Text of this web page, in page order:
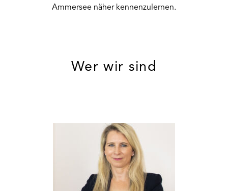
Ammersee näher kennenzulernen.
Wer wir sind